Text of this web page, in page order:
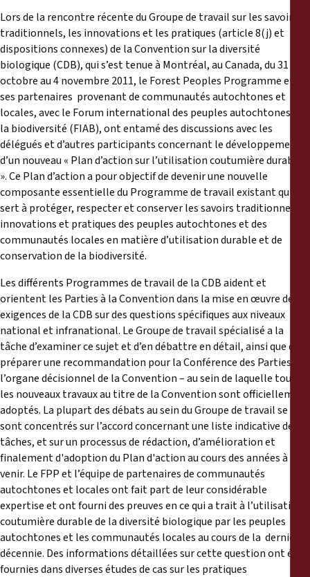
Annual Reports
Lors de la rencontre récente du Groupe de travail sur les savoirs
traditionnels, les innovations et les pratiques (article 8(j) et
dispositions connexes) de la Convention sur la diversité
biologique (CDB), qui s’est tenue à Montréal, au Canada, du 31
octobre au 4 novembre 2011, le Forest Peoples Programme et
ses partenaires provenant de communautés autochtones et
locales, avec le Forum international des peuples autochtones sur
la biodiversité (FIAB), ont entamé des discussions avec les
délégués et d’autres participants concernant le développement
d’un nouveau « Plan d’action sur l’utilisation coutumière durable
». Ce Plan d’action a pour objectif de devenir une nouvelle
composante essentielle du Programme de travail existant qui
sert à protéger, respecter et conserver les savoirs traditionnels,
innovations et pratiques des peuples autochtones et des
communautés locales en matière d’utilisation durable et de
conservation de la biodiversité.
Les différents Programmes de travail de la CDB aident et
orientent les Parties à la Convention dans la mise en œuvre des
exigences de la CDB sur des questions spécifiques aux niveaux
national et infranational. Le Groupe de travail spécialisé a la
tâche d’examiner ce sujet et d’en débattre en détail, ainsi que de
préparer une recommandation pour la Conférence des Parties -
l’organe décisionnel de la Convention – au sein de laquelle tous
les nouveaux travaux au titre de la Convention sont officiellement
adoptés. La plupart des débats au sein du Groupe de travail se
sont concentrés sur l’accord concernant une liste indicative de
tâches, et sur un processus de rédaction, d’amélioration et
finalement d'adoption du Plan d'action au cours des années à
venir. Le FPP et l’équipe de partenaires de communautés
autochtones et locales ont fait part de leur considérable
expertise et ont fourni des preuves en ce qui a trait à l’utilisation
coutumière durable de la diversité biologique par les peuples
autochtones et les communautés locales au cours de la dernière
décennie. Des informations détaillées sur cette question ont été
fournies dans diverses études de cas sur les pratiques